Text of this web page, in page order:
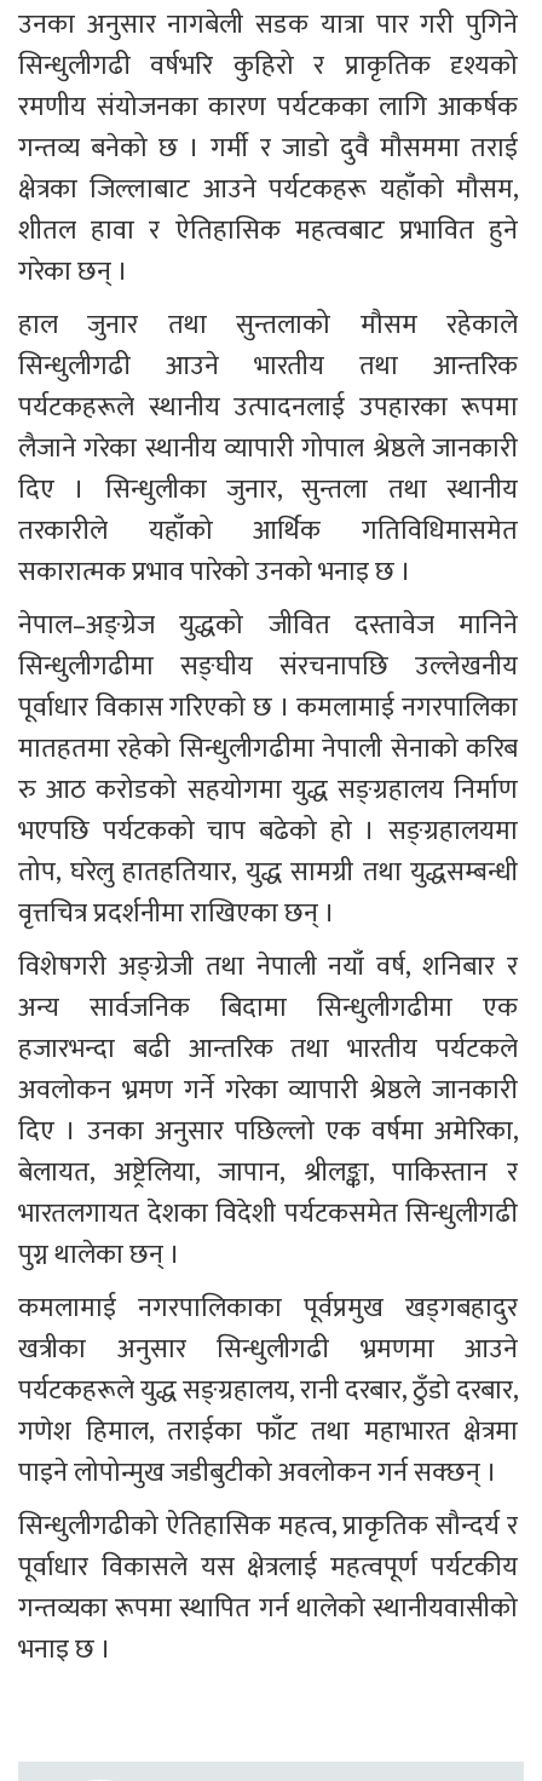
उनका अनुसार नागबेली सडक यात्रा पार गरी पुगिने
सिन्धुलीगढी वर्षभरि कुहिरो र प्राकृतिक दृश्यको
रमणीय संयोजनका कारण पर्यटकका लागि आकर्षक
गन्तव्य बनेको छ । गर्मी र जाडो दुवै मौसममा तराई
क्षेत्रका जिल्लाबाट आउने पर्यटकहरू यहाँको मौसम,
शीतल हावा र ऐतिहासिक महत्वबाट प्रभावित हुने
गरेका छन् ।
हाल जुनार तथा सुन्तलाको मौसम रहेकाले
सिन्धुलीगढी आउने भारतीय तथा आन्तरिक
पर्यटकहरूले स्थानीय उत्पादनलाई उपहारका रूपमा
लैजाने गरेका स्थानीय व्यापारी गोपाल श्रेष्ठले जानकारी
दिए । सिन्धुलीका जुनार, सुन्तला तथा स्थानीय
तरकारीले यहाँको आर्थिक गतिविधिमासमेत
सकारात्मक प्रभाव पारेको उनको भनाइ छ ।
नेपाल–अङ्ग्रेज युद्धको जीवित दस्तावेज मानिने
सिन्धुलीगढीमा सङ्घीय संरचनापछि उल्लेखनीय
पूर्वाधार विकास गरिएको छ । कमलामाई नगरपालिका
मातहतमा रहेको सिन्धुलीगढीमा नेपाली सेनाको करिब
रु आठ करोडको सहयोगमा युद्ध सङ्ग्रहालय निर्माण
भएपछि पर्यटकको चाप बढेको हो । सङ्ग्रहालयमा
तोप, घरेलु हातहतियार, युद्ध सामग्री तथा युद्धसम्बन्धी
वृत्तचित्र प्रदर्शनीमा राखिएका छन् ।
विशेषगरी अङ्ग्रेजी तथा नेपाली नयाँ वर्ष, शनिबार र
अन्य सार्वजनिक बिदामा सिन्धुलीगढीमा एक
हजारभन्दा बढी आन्तरिक तथा भारतीय पर्यटकले
अवलोकन भ्रमण गर्ने गरेका व्यापारी श्रेष्ठले जानकारी
दिए । उनका अनुसार पछिल्लो एक वर्षमा अमेरिका,
बेलायत, अष्ट्रेलिया, जापान, श्रीलङ्का, पाकिस्तान र
भारतलगायत देशका विदेशी पर्यटकसमेत सिन्धुलीगढी
पुग्न थालेका छन् ।
कमलामाई नगरपालिकाका पूर्वप्रमुख खड्गबहादुर
खत्रीका अनुसार सिन्धुलीगढी भ्रमणमा आउने
पर्यटकहरूले युद्ध सङ्ग्रहालय, रानी दरबार, ठुँडो दरबार,
गणेश हिमाल, तराईका फाँट तथा महाभारत क्षेत्रमा
पाइने लोपोन्मुख जडीबुटीको अवलोकन गर्न सक्छन् ।
सिन्धुलीगढीको ऐतिहासिक महत्व, प्राकृतिक सौन्दर्य र
पूर्वाधार विकासले यस क्षेत्रलाई महत्वपूर्ण पर्यटकीय
गन्तव्यका रूपमा स्थापित गर्न थालेको स्थानीयवासीको
भनाइ छ ।